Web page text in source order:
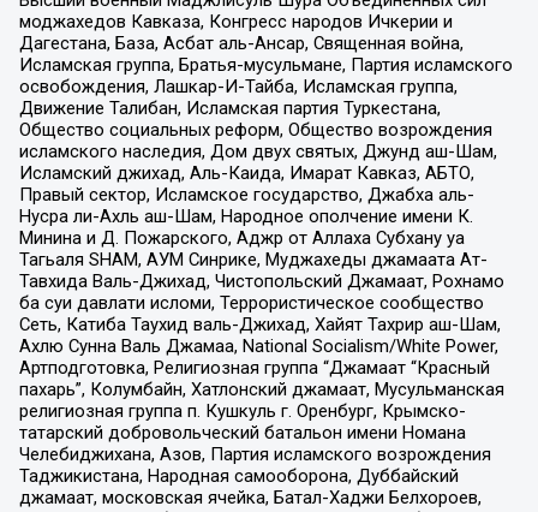
моджахедов Кавказа, Конгресс народов Ичкерии и
Дагестана, База, Асбат аль-Ансар, Священная война,
Исламская группа, Братья-мусульмане, Партия исламского
освобождения, Лашкар-И-Тайба, Исламская группа,
Движение Талибан, Исламская партия Туркестана,
Общество социальных реформ, Общество возрождения
исламского наследия, Дом двух святых, Джунд аш-Шам,
Исламский джихад, Аль-Каида, Имарат Кавказ, АБТО,
Правый сектор, Исламское государство, Джабха аль-
Нусра ли-Ахль аш-Шам, Народное ополчение имени К.
Минина и Д. Пожарского, Аджр от Аллаха Субхану уа
Тагьаля SHAM, АУМ Синрике, Муджахеды джамаата Ат-
Тавхида Валь-Джихад, Чистопольский Джамаат, Рохнамо
ба суи давлати исломи, Террористическое сообщество
Сеть, Катиба Таухид валь-Джихад, Хайят Тахрир аш-Шам,
Ахлю Сунна Валь Джамаа, National Socialism/White Power,
Артподготовка, Религиозная группа “Джамаат “Красный
пахарь”, Колумбайн, Хатлонский джамаат, Мусульманская
религиозная группа п. Кушкуль г. Оренбург, Крымско-
татарский добровольческий батальон имени Номана
Челебиджихана, Азов, Партия исламского возрождения
Таджикистана, Народная самооборона, Дуббайский
джамаат, московская ячейка, Батал-Хаджи Белхороев,